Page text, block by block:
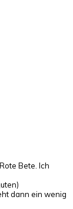
Bete. Ich
dann ein wenig